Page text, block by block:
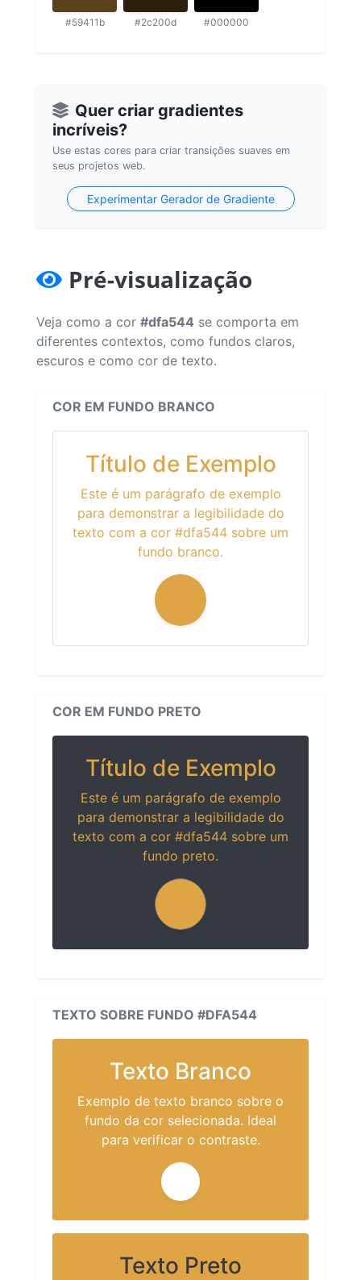
#59411b #2c200d #000000
Quer criar gradientes
incríveis?
Use estas cores para criar transições suaves em
seus projetos web.
Experimentar Gerador de Gradiente
Pré-visualização
Veja como a cor #dfa544 se comporta em
diferentes contextos, como fundos claros,
escuros e como cor de texto.
COR EM FUNDO BRANCO
Título de Exemplo
Este é um parágrafo de exemplo
para demonstrar a legibilidade do
texto com a cor #dfa544 sobre um
fundo branco.
COR EM FUNDO PRETO
Título de Exemplo
Este é um parágrafo de exemplo
para demonstrar a legibilidade do
texto com a cor #dfa544 sobre um
fundo preto.
TEXTO SOBRE FUNDO #DFA544
Texto Branco
Exemplo de texto branco sobre o
fundo da cor selecionada. Ideal
para verificar o contraste.
Texto Preto